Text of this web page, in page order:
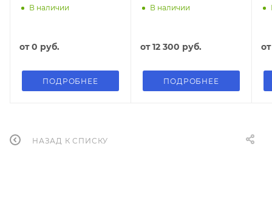
В наличии
от0 руб.
ПОДРОБНЕЕ
В наличии
от12 300 руб.
ПОДРОБНЕЕ
НАЗАД К СПИСКУ